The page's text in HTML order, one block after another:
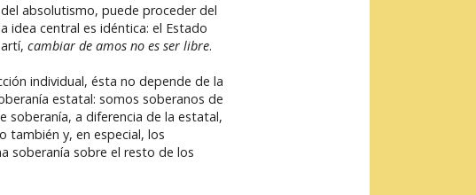
absolutismo, puede proceder del
idea central es idéntica: el Estado
cambiar de amos no es ser libre.
individual, ésta no depende de la
estatal: somos soberanos de
soberanía, a diferencia de la estatal,
también y, en especial, los
soberanía sobre el resto de los